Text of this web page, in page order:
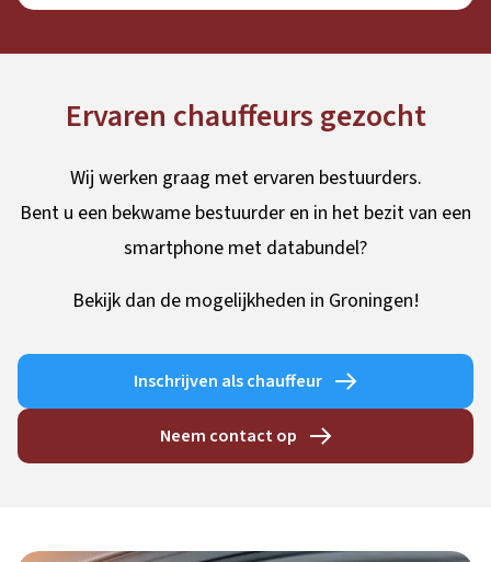
Ervaren chauffeurs gezocht
Wij werken graag met ervaren bestuurders.
Bent u een bekwame bestuurder en in het bezit van een
smartphone met databundel?
Bekijk dan de mogelijkheden in Groningen!
Inschrijven als chauffeur
Neem contact op